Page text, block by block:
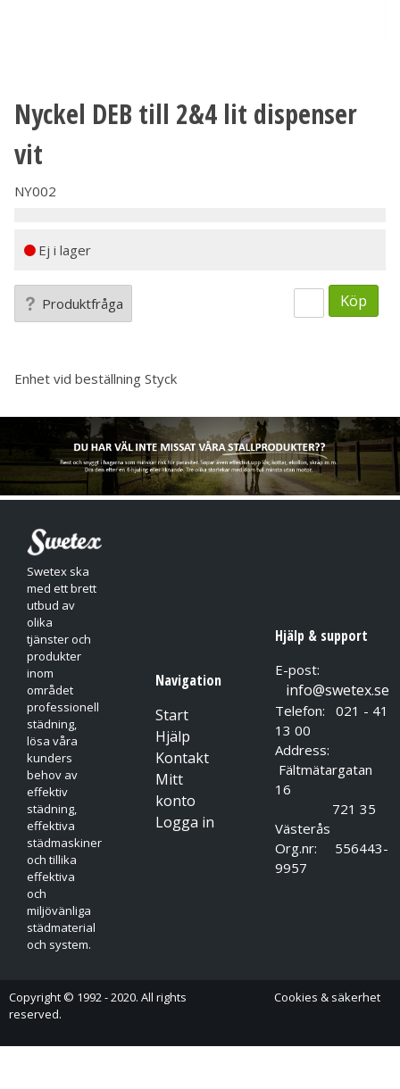
Nyckel DEB till 2&4 lit dispenser
vit
NY002
Ej i lager
Produktfråga Köp
Enhet vid beställning Styck
Swetex ska
med ett brett
utbud av
olika
tjänster och
produkter
inom
området
professionell
städning,
lösa våra
kunders
behov av
effektiv
städning,
effektiva
städmaskiner
och tillika
effektiva
och
miljövänliga
städmaterial
och system.
Navigation
Start
Hjälp
Kontakt
Mitt
konto
Logga in
Hjälp & support
E-post:
info@swetex.se
Telefon: 021 - 41
13 00
Address:
Fältmätargatan
16
721 35
Västerås
Org.nr: 556443-
9957
Copyright © 1992 - 2020. All rights
reserved.
Cookies & säkerhet